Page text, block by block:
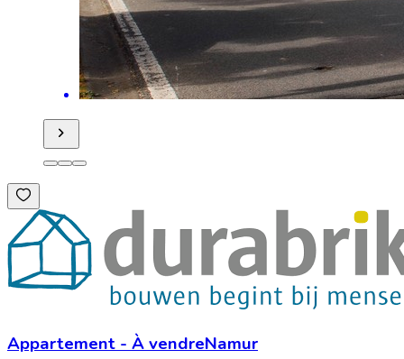
Appartement - À vendreNamur